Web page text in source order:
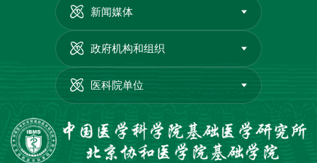
新闻媒体
政府机构和组织
医科院单位